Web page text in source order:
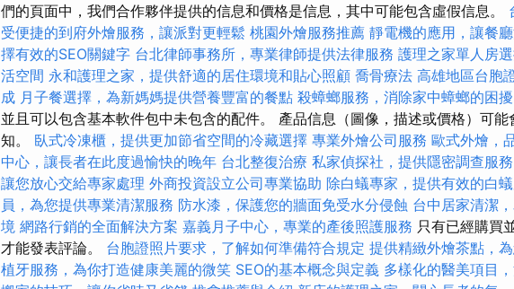
們的頁面中，我們合作夥伴提供的信息和價格是信息，其中可能包含虛假信息。
受便捷的到府外燴服務，讓派對更輕鬆 桃園外燴服務推薦 靜電機的應用，讓餐
擇有效的SEO關鍵字 台北律師事務所，專業律師提供法律服務 護理之家單人房
活空間 永和護理之家，提供舒適的居住環境和貼心照顧 喬骨療法 高雄地區台胞
成 月子餐選擇，為新媽媽提供營養豐富的餐點 殺蟑螂服務，消除家中蟑螂的困擾
並且可以包含基本軟件包中未包含的配件。 產品信息（圖像，描述或價格）可能
知。 臥式冷凍櫃，提供更加節省空間的冷藏選擇 專業外燴公司服務 歐式外燴，
中心，讓長者在此度過愉快的晚年 台北整復治療 私家偵探社，提供隱密調查服務
讓您放心交給專家處理 外商投資設立公司專業協助 除白蟻專家，提供有效的白
員，為您提供專業清潔服務 防水漆，保護您的牆面免受水分侵蝕 台中居家清潔
境 網路行銷的全面解決方案 嘉義月子中心，專業的產後照護服務 只有已經購買
才能發表評論。 台胞證照片要求，了解如何準備符合規定 提供精緻外燴茶點，
植牙服務，為你打造健康美麗的微笑 SEO的基本概念與定義 多樣化的醫美項目